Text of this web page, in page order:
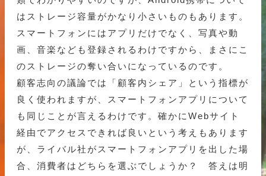
はストレージ容量がかなり小さいものもあります。
スマートフォンにはアプリだけでなく、写真や動
画、音楽なども登録されるわけですから、まさにこ
のストレージの奪い合いになっているのです。
顧客志向の議論では「顧客内シェア」という指標が
良く使われますが、スマートフォンアプリについて
も同じことが言えるわけです。確かにWebサイト
経由でアクセスできれば良いという考えもあります
が、ライバル社がスマートフォンアプリを出した場
合、消費者はどちらを選ぶでしょうか？ 答えは明